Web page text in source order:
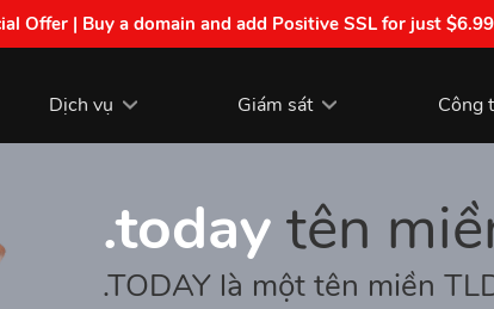
Offer | Buy a domain and add Positive SSL for just
Dịch vụ Giám sát Công
.todaytên
.TODAY là một tên miền